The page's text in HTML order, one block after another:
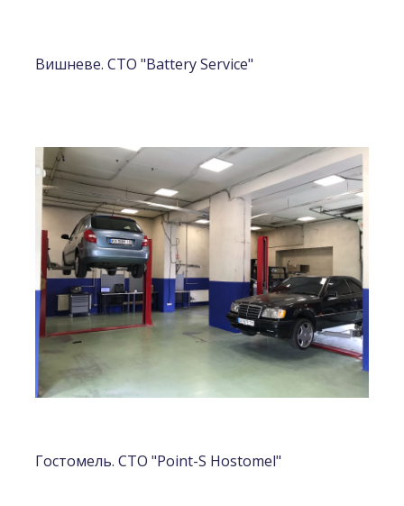
Вишневе. СТО "Battery Service"
Гостомель. СТО "Point-S Hostomel"